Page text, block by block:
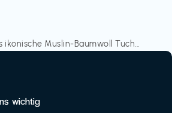
ikonische Muslin-Baumwoll Tuch...
wichtig